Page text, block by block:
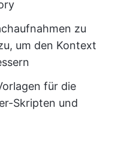
zu
um den Kontext
für die
Skripten und